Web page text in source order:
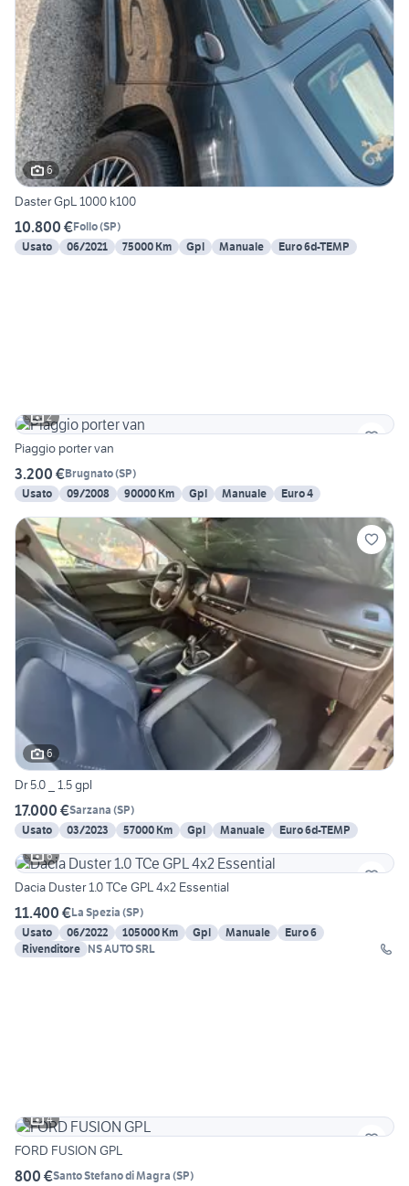
6
Daster GpL 1000 k100
10.800 €Follo(SP)
Usato
06/2021 75000 Km Gpl Manuale Euro 6d-TEMP
2
Piaggio porter van
3.200 €Brugnato(SP)
Usato
09/2008 90000 Km Gpl Manuale Euro 4
6
Dr 5.0 _ 1.5 gpl
17.000 €Sarzana (SP)
Usato
03/2023 57000 Km Gpl Manuale
Euro 6d-TEMP
6
Dacia Duster 1.0 TCe GPL 4x2 Essential
11.400 €La Spezia (SP)
Usato
06/2022 105000 Km Gpl Manuale
Euro 6
Rivenditore NS AUTO SRL
4
FORD FUSION GPL
800 €Santo Stefano di Magra (SP)